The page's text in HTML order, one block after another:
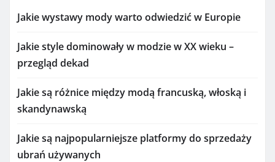
Jakie wystawy mody warto odwiedzić w Europie
Jakie style dominowały w modzie w XX wieku –
przegląd dekad
Jakie są różnice między modą francuską, włoską i
skandynawską
Jakie są najpopularniejsze platformy do sprzedaży
ubrań używanych